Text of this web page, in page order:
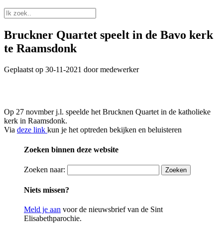
Bruckner Quartet speelt in de Bavo kerk
te Raamsdonk
Geplaatst op 30-11-2021 door medewerker
Op 27 novmber j.l. speelde het Brucknen Quartet in de katholieke
kerk in Raamsdonk.
Via deze link kun je het optreden bekijken en beluisteren
Zoeken binnen deze website
Zoeken naar:
Niets missen?
Meld je aan voor de nieuwsbrief van de Sint
Elisabethparochie.